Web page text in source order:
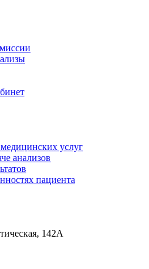
услуг
анализов
пациента
142А